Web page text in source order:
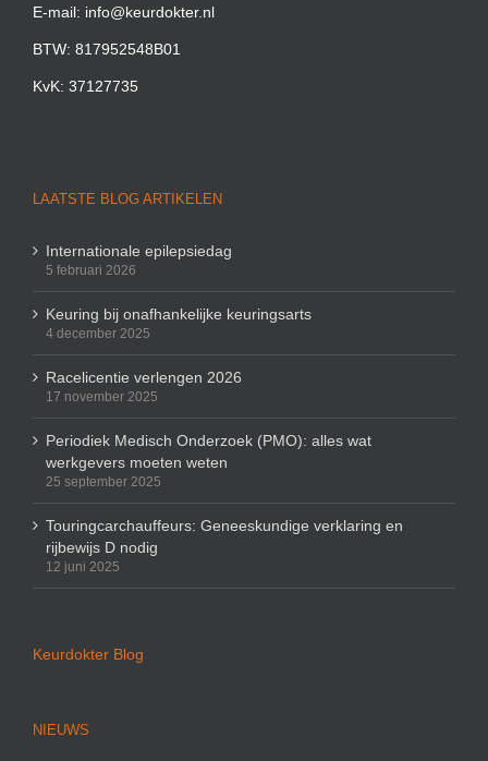
E-mail: info@keurdokter.nl
BTW: 817952548B01
KvK: 37127735
LAATSTE BLOG ARTIKELEN
Internationale epilepsiedag
5 februari 2026
Keuring bij onafhankelijke keuringsarts
4 december 2025
Racelicentie verlengen 2026
17 november 2025
Periodiek Medisch Onderzoek (PMO): alles wat
werkgevers moeten weten
25 september 2025
Touringcarchauffeurs: Geneeskundige verklaring en
rijbewijs D nodig
12 juni 2025
Keurdokter Blog
NIEUWS